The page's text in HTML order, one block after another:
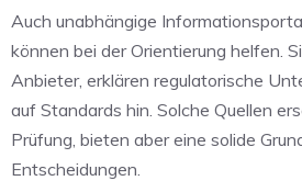
Auch unabhängige
können bei der Orientierung helfen.
Anbieter, erklären regulatorische
auf Standards hin. Solche Quellen
Prüfung, bieten aber eine solide
Entscheidungen.